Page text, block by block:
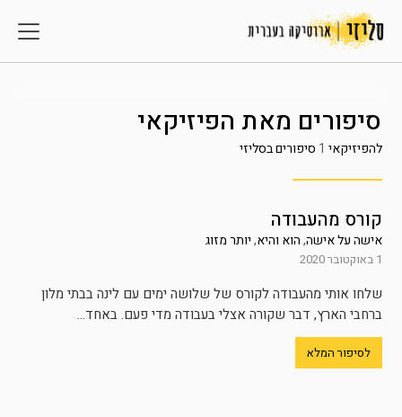
סיפורים מאת הפיזיקאי
להפיזיקאי 1 סיפורים בסליזי
קורס מהעבודה
אישה על אישה,הוא והיא,יותר מזוג
1 באוקטובר 2020
שלחו אותי מהעבודה לקורס של שלושה ימים עם לינה בבתי מלון
ברחבי הארץ, דבר שקורה אצלי בעבודה מדי פעם. באחד...
לסיפור המלא